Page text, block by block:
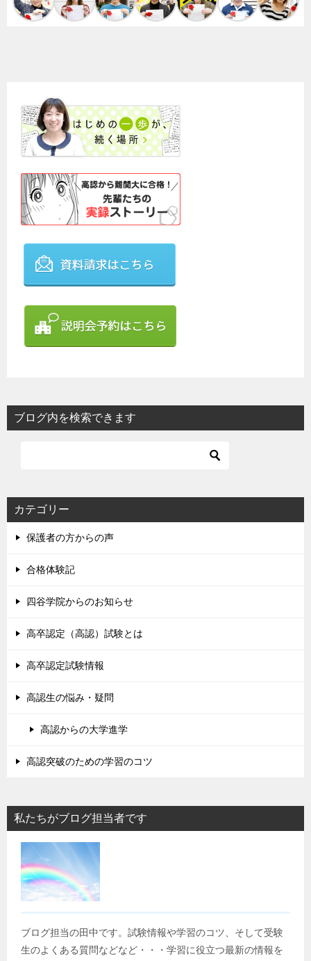
ブログ内を検索できます
カテゴリー
保護者の方からの声
合格体験記
四谷学院からのお知らせ
高卒認定（高認）試験とは
高卒認定試験情報
高認生の悩み・疑問
高認からの大学進学
高認突破のための学習のコツ
私たちがブログ担当者です
ブログ担当の田中です。試験情報や学習のコツ、そして受験
生のよくある質問などなど・・・学習に役立つ最新の情報を